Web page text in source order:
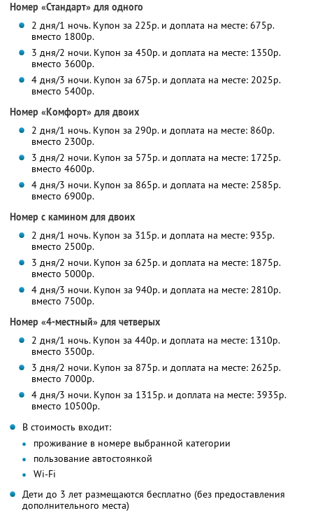
Номер «Стандарт» для одного
2 дня/1 ночь. Купон за 225р. и доплата на месте: 675р.
вместо 1800р.
3 дня/2 ночи. Купон за 450р. и доплата на месте: 1350р.
вместо 3600р.
4 дня/3 ночи. Купон за 675р. и доплата на месте: 2025р.
вместо 5400р.
Номер «Комфорт» для двоих
2 дня/1 ночь. Купон за 290р. и доплата на месте: 860р.
вместо 2300р.
3 дня/2 ночи. Купон за 575р. и доплата на месте: 1725р.
вместо 4600р.
4 дня/3 ночи. Купон за 865р. и доплата на месте: 2585р.
вместо 6900р.
Номер с камином для двоих
2 дня/1 ночь. Купон за 315р. и доплата на месте: 935р.
вместо 2500р.
3 дня/2 ночи. Купон за 625р. и доплата на месте: 1875р.
вместо 5000р.
4 дня/3 ночи. Купон за 940р. и доплата на месте: 2810р.
вместо 7500р.
Номер «4-местный» для четверых
2 дня/1 ночь. Купон за 440р. и доплата на месте: 1310р.
вместо 3500р.
3 дня/2 ночи. Купон за 875р. и доплата на месте: 2625р.
вместо 7000р.
4 дня/3 ночи. Купон за 1315р. и доплата на месте: 3935р.
вместо 10500р.
В стоимость входит:
проживание в номере выбранной категории
пользование автостоянкой
Wi-Fi
Дети до 3 лет размещаются бесплатно (без предоставления
дополнительного места)